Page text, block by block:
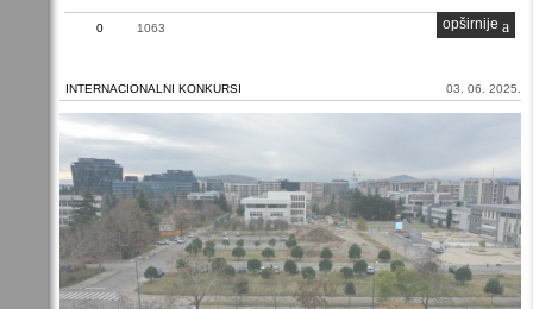
0 1063 opširnije
INTERNACIONALNI KONKURSI 03. 06. 2025.